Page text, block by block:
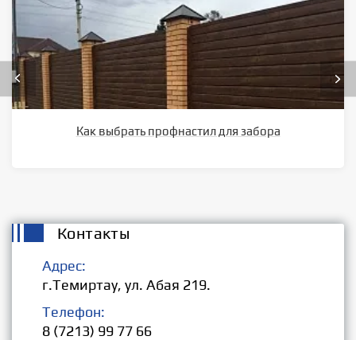
Как выбрать профнастил для забора
Контакты
Адрес:
г.Темиртау, ул. Абая 219.
Телефон:
8 (7213) 99 77 66